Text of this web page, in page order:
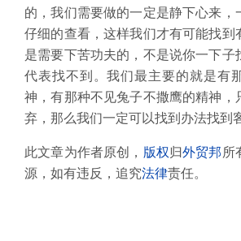
的，我们需要做的一定是静下心来，
仔细的查看，这样我们才有可能找到
是需要下苦功夫的，不是说你一下子
代表找不到。我们最主要的就是有
神，有那种不见兔子不撒鹰的精神，
弃，那么我们一定可以找到办法找到
此文章为作者原创， 版权归外贸邦所
源，如有违反，追究法律责任。